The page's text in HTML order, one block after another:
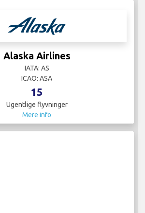
Alaska Airlines
IATA: AS
ICAO: ASA
15
Ugentlige flyvninger
Mere info